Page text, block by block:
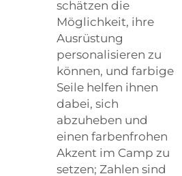
schätzen die
Möglichkeit, ihre
Ausrüstung
personalisieren zu
können, und farbige
Seile helfen ihnen
dabei, sich
abzuheben und
einen farbenfrohen
Akzent im Camp zu
setzen; Zahlen sind